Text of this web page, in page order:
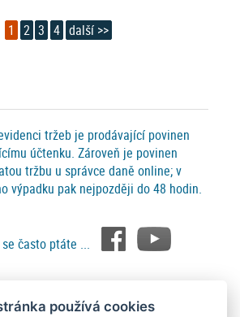
1 2 3 4 další >>
tržeb je prodávající povinen
účtenku. Zároveň je povinen
tržbu u správce daně online; v
výpadku pak nejpozději do 48 hodin.
často ptáte ...
používá cookies